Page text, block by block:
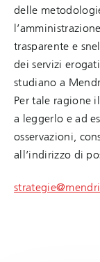
delle
trasparente e
dei servizi
studiano a
Per tale ragione
a leggerlo e ad
osservazioni,
all’indirizzo di